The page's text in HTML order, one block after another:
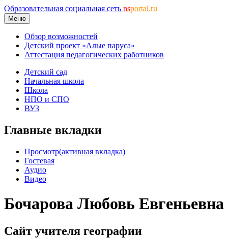
Образовательная социальная сеть nsportal.ru
Меню
Обзор возможностей
Детский проект «Алые паруса»
Аттестация педагогических работников
Детский сад
Начальная школа
Школа
НПО и СПО
ВУЗ
Главные вкладки
Просмотр(активная вкладка)
Гостевая
Аудио
Видео
Бочарова Любовь Евгеньевна
Сайт учителя географии